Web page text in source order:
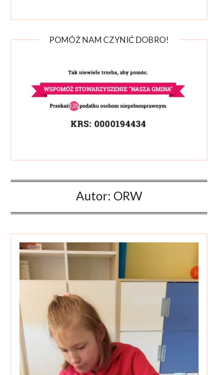
POMÓŻ NAM CZYNIĆ DOBRO!
Autor: ORW